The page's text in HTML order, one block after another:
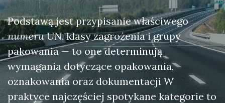
Podstawą jest przypisanie właściwego
numeru UN, klasy zagrożenia i grupy
pakowania — to one determinują
wymagania dotyczące opakowania,
oznakowania oraz dokumentacji W
praktyce najczęściej spotykane kategorie to